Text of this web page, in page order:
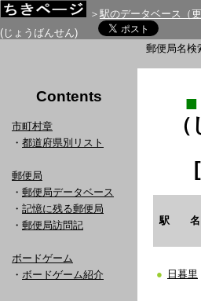
＞ 駅のデータベース（更
(じょうばんせん)
郵便局名
Contents
市町村章
・ 都道府県別リスト
郵便局
・ 郵便局データベース
・ 記憶に残る郵便局
・ 郵便局訪問記
ボードゲーム
・ ボードゲーム紹介
■
駅 名
● 日暮里